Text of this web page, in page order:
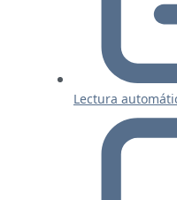
Lectura